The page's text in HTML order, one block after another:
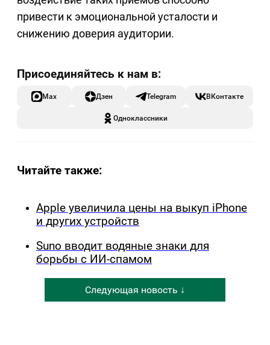
привести к эмоциональной усталости и
снижению доверия аудитории.
Max Дзен Telegram ВКонтакте
Одноклассники
Читайте также:
Apple увеличила цены на выкуп iPhone
и других устройств
Suno вводит водяные знаки для
борьбы с ИИ-спамом
Следующая новость ↓